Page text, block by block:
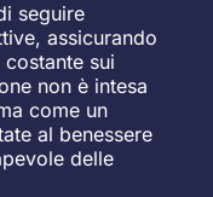
seguire
assicurando
sui
non è intesa
come un
al benessere
delle